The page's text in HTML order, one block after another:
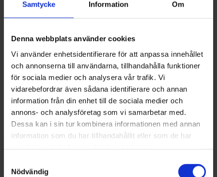
Samtycke Information Om
Denna webbplats använder cookies
Vi använder enhetsidentifierare för att anpassa innehållet
och annonserna till användarna, tillhandahålla funktioner
för sociala medier och analysera vår trafik. Vi
vidarebefordrar även sådana identifierare och annan
information från din enhet till de sociala medier och
annons- och analysföretag som vi samarbetar med.
Dessa kan i sin tur kombinera informationen med annan
information som du har tillhandahållit eller som de har
samlat in när du har använt deras tjänster.
Nödvändig
Läs mer om Tubman
Medlemmar